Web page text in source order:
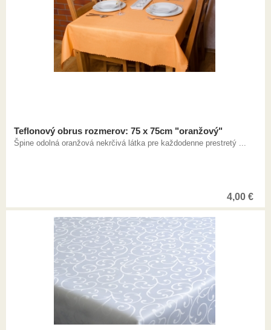
Teflonový obrus rozmerov: 75 x 75cm "oranžový"
Špine odolná oranžová nekrčivá látka pre každodenne prestretý ...
4,00 €